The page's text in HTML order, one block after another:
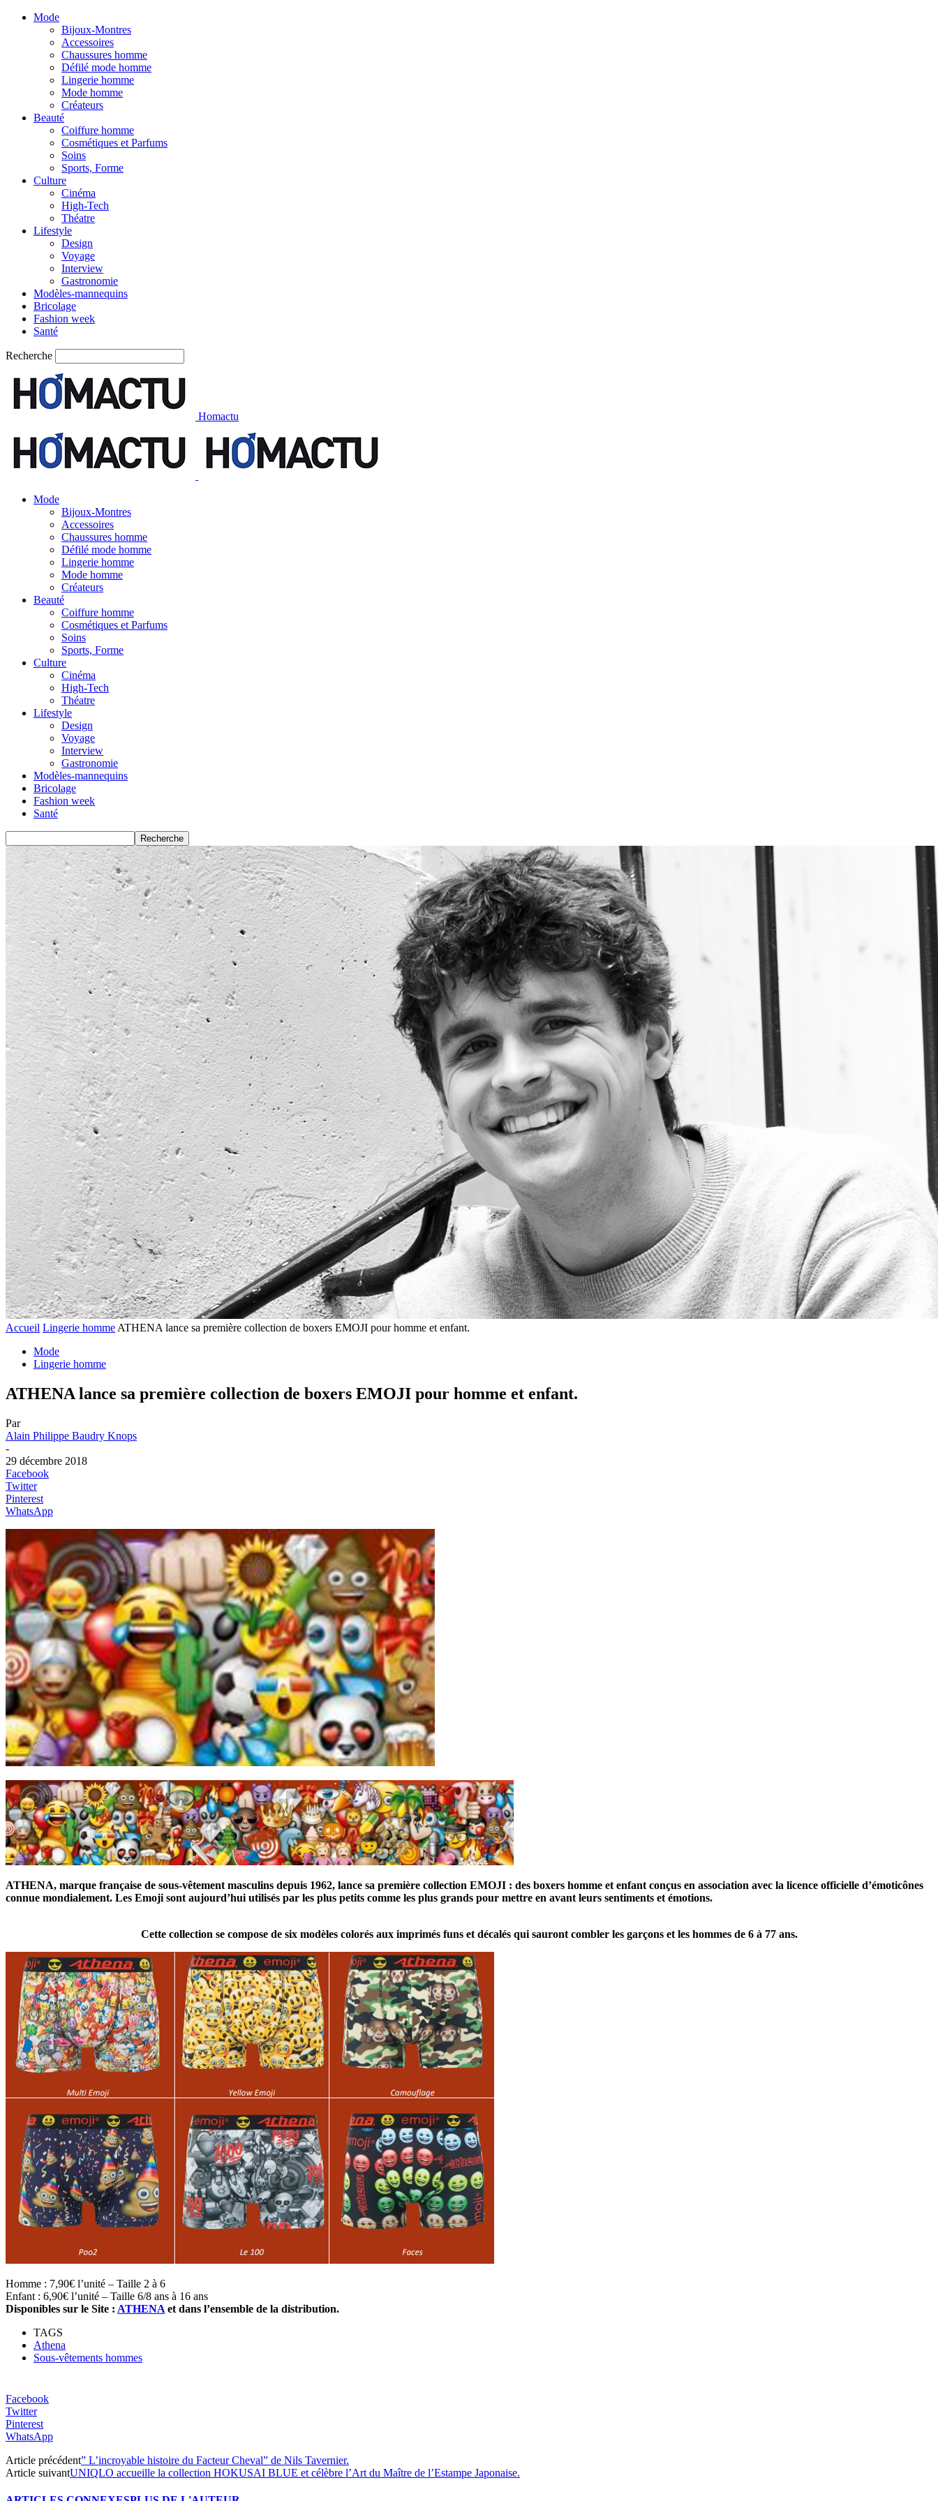
Mode
Bijoux-Montres
Accessoires
Chaussures homme
Défilé mode homme
Lingerie homme
Mode homme
Créateurs
Beauté
Coiffure homme
Cosmétiques et Parfums
Soins
Sports, Forme
Culture
Cinéma
High-Tech
Théatre
Lifestyle
Design
Voyage
Interview
Gastronomie
Modèles-mannequins
Bricolage
Fashion week
Santé
Recherche
Homactu
Mode
Bijoux-Montres
Accessoires
Chaussures homme
Défilé mode homme
Lingerie homme
Mode homme
Créateurs
Beauté
Coiffure homme
Cosmétiques et Parfums
Soins
Sports, Forme
Culture
Cinéma
High-Tech
Théatre
Lifestyle
Design
Voyage
Interview
Gastronomie
Modèles-mannequins
Bricolage
Fashion week
Santé
Accueil Lingerie homme ATHENA lance sa première collection de boxers EMOJI pour homme et enfant.
Mode
Lingerie homme
ATHENA lance sa première collection de boxers EMOJI pour homme et enfant.
Par
Alain Philippe Baudry Knops
-
29 décembre 2018
Facebook
Twitter
Pinterest
WhatsApp
ATHENA, marque française de sous-vêtement masculins depuis 1962, lance sa première collection EMOJI : des boxers homme et enfant conçus en association avec la licence officielle d’émoticônes
connue mondialement. Les Emoji sont aujourd’hui utilisés par les plus petits comme les plus grands pour mettre en avant leurs sentiments et émotions.
Cette collection se compose de six modèles colorés aux imprimés funs et décalés qui sauront combler les garçons et les hommes de 6 à 77 ans.
Homme : 7,90€ l’unité – Taille 2 à 6
Enfant : 6,90€ l’unité – Taille 6/8 ans à 16 ans
Disponibles sur le Site : ATHENA et dans l’ensemble de la distribution.
TAGS
Athena
Sous-vêtements hommes
Facebook
Twitter
Pinterest
WhatsApp
Article précédent” L’incroyable histoire du Facteur Cheval” de Nils Tavernier.
Article suivantUNIQLO accueille la collection HOKUSAI BLUE et célèbre l’Art du Maître de l’Estampe Japonaise.